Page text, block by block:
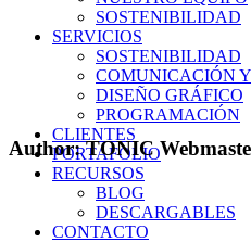
SOSTENIBILIDAD
SERVICIOS
SOSTENIBILIDAD
COMUNICACIÓN
DISEÑO GRÁFICO
PROGRAMACIÓN
CLIENTES
PORTAFOLIO
RECURSOS
BLOG
DESCARGABLES
CONTACTO
Author: TONIC